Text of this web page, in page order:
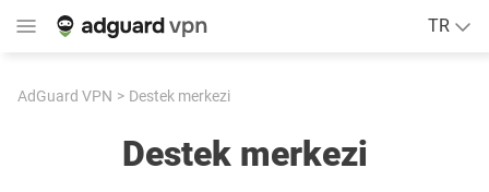
TR
AdGuard VPN Destek merkezi
Destek merkezi